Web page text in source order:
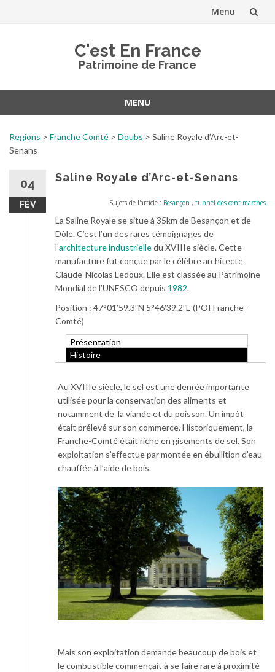
Menu
C'est En France
Patrimoine de France
MENU
contenu
Regions > Franche Comté > Doubs > Saline Royale d’Arc-et-
Senans
04
FÉV
Saline Royale d’Arc-et-Senans
Sujets de l'article : Besançon , tunnel des cent marches
La Saline Royale se situe à 35km de Besançon et de
Dôle. C’est l’un des rares témoignages de
l’architecture industrielledu XVIIIe siècle. Cette
manufacture fut conçue par le célèbre architecte
Claude-Nicolas Ledoux. Elle est classée au Patrimoine
Mondial de l’UNESCO depuis 1982.
Position : 47°01’59.3″N 5°46’39.2″E (POI Franche-
Comté)
Présentation
Histoire
Au XVIIIe siècle, le sel est une denrée importante
utilisée pour la conservation des aliments et
notamment de la viande et du poisson. Un impôt
était prélevé sur son commerce. Historiquement, la
Franche-Comté était riche en gisements de sel. Son
exploitation s’effectue par montée en ébullition d’eau
chauffée à l’aide de bois.
Mais son exploitation demande beaucoup de bois et
le combustible commençait à se faire rare à proximité